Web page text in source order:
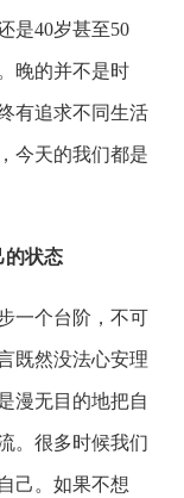
是40岁甚至50
晚的并不是时
有追求不同生活
今天的我们都是
的状态
一个台阶，不可
既然没法心安理
漫无目的地把自
。很多时候我们
己。如果不想